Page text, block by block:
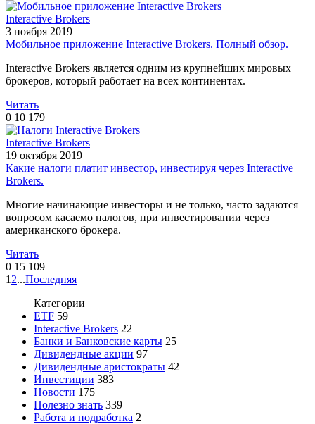
Interactive Brokers
3 ноября 2019
Мобильное приложение Interactive Brokers. Полный обзор.
Interactive Brokers является одним из крупнейших мировых
брокеров, который работает на всех континентах.
Читать
0 10 179
Interactive Brokers
19 октября 2019
Какие налоги платит инвестор, инвестируя через Interactive
Brokers.
Многие начинающие инвесторы и не только, часто задаются
вопросом касаемо налогов, при инвестировании через
американского брокера.
Читать
0 15 109
1 2...Последняя
Категории
ETF 59
Interactive Brokers 22
Банки и Банковские карты 25
Дивидендные акции 97
Дивидендные аристократы 42
Инвестиции 383
Новости 175
Полезно знать 339
Работа и подработка 2